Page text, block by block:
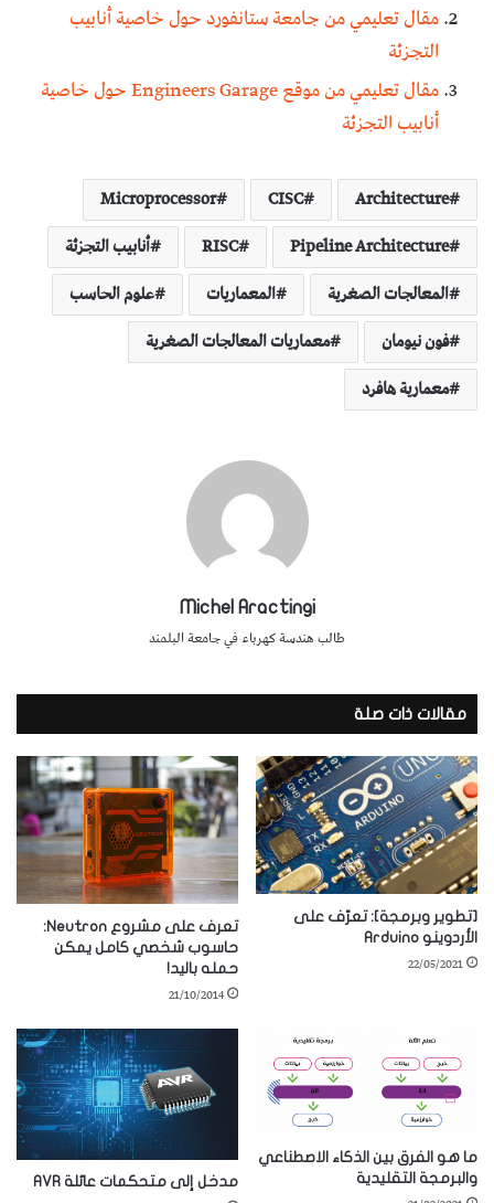
مقال تعليمي من جامعة ستانفورد حول خاصية أنابيب
التجزئة
مقال تعليمي من موقع Engineers Garage حول خاصية
أنابيب التجزئة
Architecture
CISC
Microprocessor
Pipeline Architecture
RISC
أنابيب التجزئة
المعالجات الصغرية
المعماريات
علوم الحاسب
فون نيومان
معماريات المعالجات الصغرية
معمارية هافرد
Michel Aractingi
طالب هندسة كهرباء في جامعة البلمند
مقالات ذات صلة
[تطوير وبرمجة]: تعرّف على
الأردوينو Arduino
22/05/2021
تعرف على مشروع Neutron:
حاسوب شخصي كامل يمكن
حمله باليد!
21/10/2014
ما هو الفرق بين الذكاء الاصطناعي
والبرمجة التقليدية
مدخل إلى متحكمات عائلة AVR